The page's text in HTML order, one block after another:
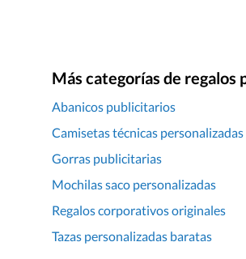
Más categorías de regalos
Abanicos publicitarios
Camisetas técnicas personalizadas
Gorras publicitarias
Mochilas saco personalizadas
Regalos corporativos originales
Tazas personalizadas baratas